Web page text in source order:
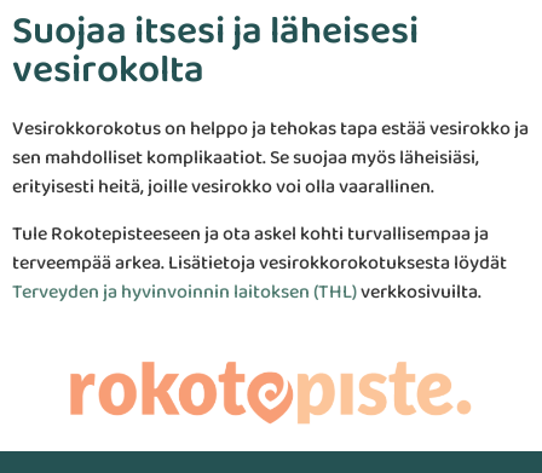
Suojaa itsesi ja läheisesi
vesirokolta
Vesirokkorokotus on helppo ja tehokas tapa estää vesirokko ja
sen mahdolliset komplikaatiot. Se suojaa myös läheisiäsi,
erityisesti heitä, joille vesirokko voi olla vaarallinen.
Tule Rokotepisteeseen ja ota askel kohti turvallisempaa ja
terveempää arkea. Lisätietoja vesirokkorokotuksesta löydät
Terveyden ja hyvinvoinnin laitoksen (THL)verkkosivuilta.